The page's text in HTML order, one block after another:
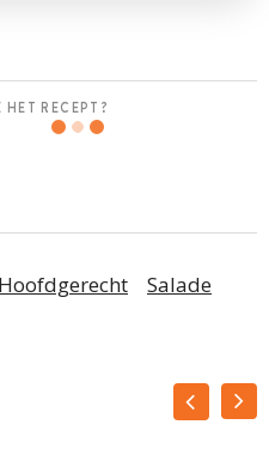
RECEPT?
Hoofdgerecht
Salade